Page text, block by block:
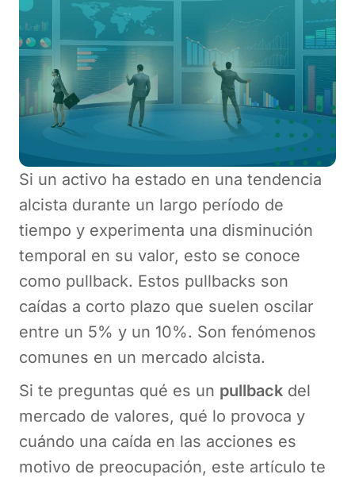
Si un activo ha estado en una tendencia
alcista durante un largo período de
tiempo y experimenta una disminución
temporal en su valor, esto se conoce
como pullback. Estos pullbacks son
caídas a corto plazo que suelen oscilar
entre un 5% y un 10%. Son fenómenos
comunes en un mercado alcista.
Si te preguntas qué es un pullback del
mercado de valores, qué lo provoca y
cuándo una caída en las acciones es
motivo de preocupación, este artículo te